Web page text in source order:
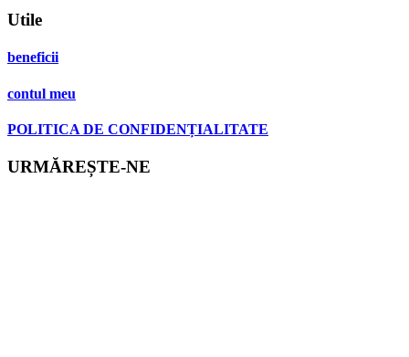
Utile
beneficii
contul meu
POLITICA DE CONFIDENȚIALITATE
URMĂREȘTE-NE